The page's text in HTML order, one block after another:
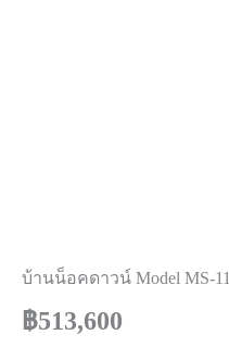
บ้านน็อคดาวน์ Model MS-11
฿513,600